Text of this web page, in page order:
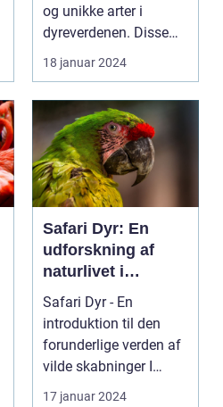
og unikke arter i
dyreverdenen. Disse
fascinerende f...
18 januar 2024
Safari Dyr: En
udforskning af
naturlivet i
øjenhøjde
Safari Dyr - En
introduktion til den
forunderlige verden af
vilde skabninger I
denne artikel tager ...
17 januar 2024